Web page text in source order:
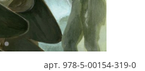
арт. 978-5-00154-319-0